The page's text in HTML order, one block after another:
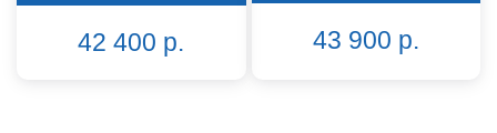
42 400 р. 43 900 р.